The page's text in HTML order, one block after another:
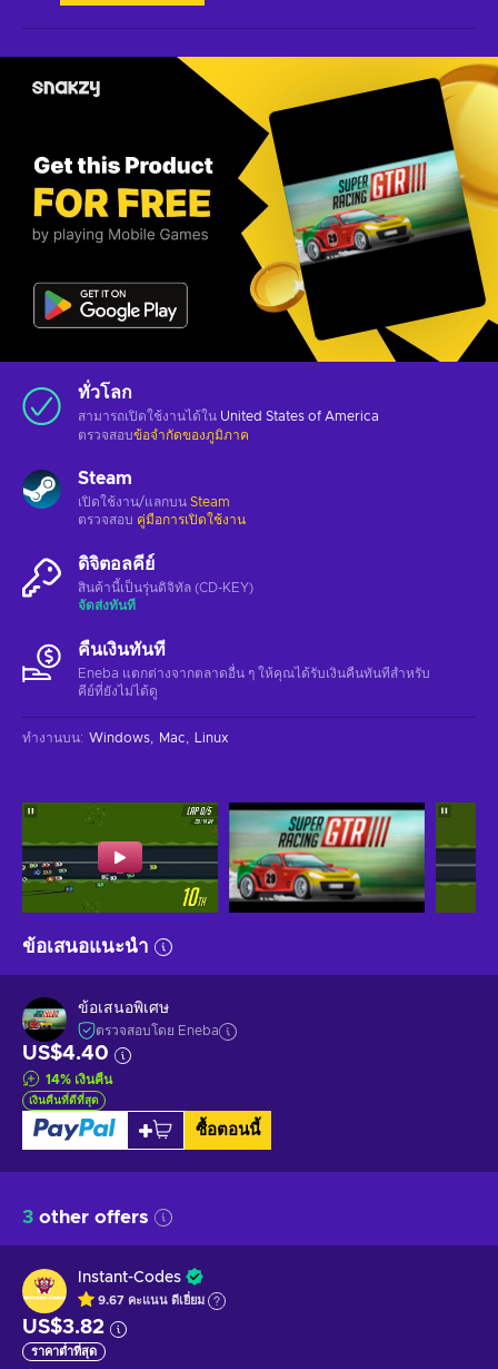
ทั่วโลก
สามารถเปิดใช้งานได้ใน United States of America
ตรวจสอบข้อจำกัดของภูมิภาค
Steam
เปิดใช้งาน/แลกบน Steam
ตรวจสอบ คู่มือการเปิดใช้งาน
ดิจิตอลคีย์
สินค้านี้เป็นรุ่นดิจิทัล (CD-KEY)
จัดส่งทันที
คืนเงินทันที
Eneba แตกต่างจากตลาดอื่น ๆ ให้คุณได้รับเงินคืนทันทีสําหรับ
คีย์ที่ยังไม่ได้ดู
ทำงานบน: Windows Mac Linux
ข้อเสนอแนะนำ
ข้อเสนอพิเศษ
ตรวจสอบโดย Eneba
US$4.40
14% เงินคืน
เงินคืนที่ดีที่สุด
ซื้อตอนนี้
3 other offers
Instant-Codes
9.67 คะแนน ดีเยี่ยม
US$3.82
ราคาต่ำที่สุด